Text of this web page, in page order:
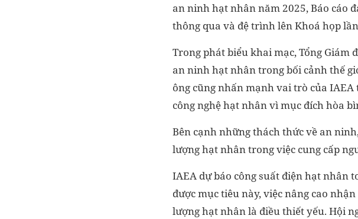
an ninh hạt nhân năm 2025, Báo cáo
thông qua và đệ trình lên Khoá họp
Trong phát biểu khai mạc, Tổng Giám
an ninh hạt nhân trong bối cảnh thế
ông cũng nhấn mạnh vai trò của
công nghệ hạt nhân vì mục đích hòa
Bên cạnh những thách thức về an
lượng hạt nhân trong việc cung cấp
IAEA dự báo công suất điện hạt nhân
được mục tiêu này, việc nâng cao
lượng hạt nhân là điều thiết yếu. Hội